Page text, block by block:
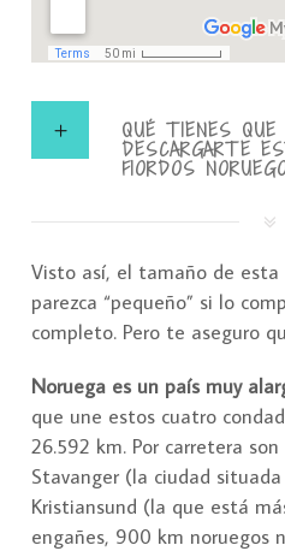
QUÉ TIENES QUE
DESCARGARTE
FIORDOS
Visto así, el tamaño de esta
parezca “pequeño” si lo
completo. Pero te aseguro
Noruega es un país muy
que une estos cuatro
26.592 km. Por carretera
Stavanger (la ciudad
Kristiansund (la que está
engañes, 900 km noruegos